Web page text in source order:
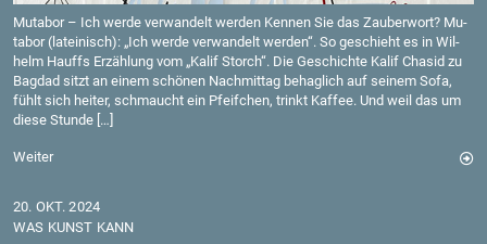
Mu­ta­bor – Ich werde ver­wan­delt wer­den Ken­nen Sie das Zau­ber­wort? Mu­
ta­bor (la­tei­nisch): „Ich werde ver­wan­delt wer­den“. So ge­schieht es in Wil­
helm Hauffs Er­zäh­lung vom „Kalif Storch“. Die Ge­schich­te Kalif Cha­sid zu
Bag­dad sitzt an einem schö­nen Nach­mit­tag be­hag­lich auf sei­nem Sofa,
fühlt sich hei­ter, schmaucht ein Pfeif­chen, trinkt Kaf­fee. Und weil das um
diese Stun­de […]
Wei­ter
20. OKT. 2024
WAS KUNST KANN